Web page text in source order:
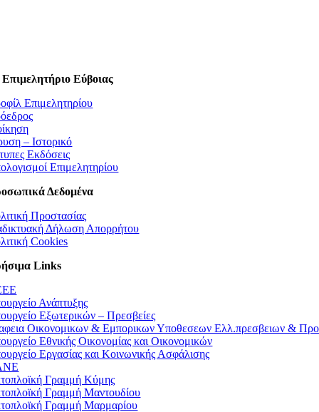
Εύβοιας
Επιμελητηρίου
– Ιστορικό
Εκδόσεις
Επιμελητηρίου
Δεδομένα
Προστασίας
Δήλωση Απορρήτου
Cookies
Links
Ανάπτυξης
Εξωτερικών – Πρεσβείες
Οικονομικων & Εμπορικων Υποθεσεων Ελλ.πρεσβειων &
Εθνικής Οικονομίας και Οικονομικών
Εργασίας και Κοινωνικής Ασφάλισης
Γραμμή Κύμης
Γραμμή Μαντουδίου
Γραμμή Μαρμαρίου